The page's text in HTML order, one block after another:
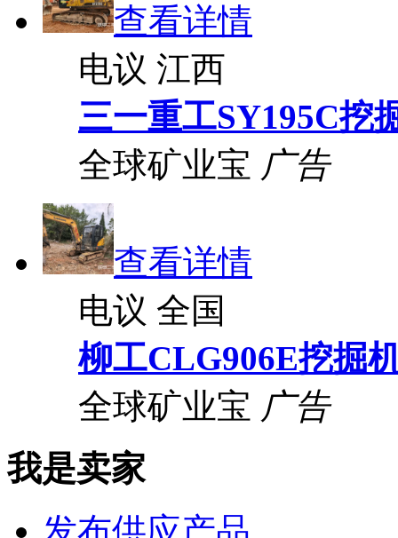
查看详情
电议 江西
三一重工SY195C挖
全球矿业宝 广告
查看详情
电议 全国
柳工CLG906E挖掘
全球矿业宝 广告
我是卖家
发布供应产品